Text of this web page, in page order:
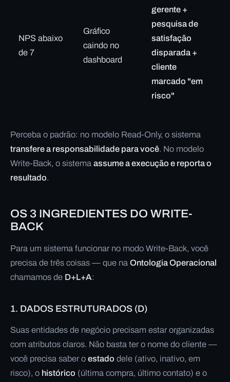
NPS abaixo
de 7
Gráfico
caindo no
dashboard
gerente +
pesquisa de
satisfação
disparada +
cliente
marcado "em
risco"
Perceba o padrão: no modelo Read-Only, o sistema
transfere a responsabilidade para você. No modelo
Write-Back, o sistema assume a execução e reporta o
resultado.
OS 3 INGREDIENTES DO WRITE-
BACK
Para um sistema funcionar no modo Write-Back, você
precisa de três coisas — que na Ontologia Operacional
chamamos de D+L+A:
1. DADOS ESTRUTURADOS (D)
Suas entidades de negócio precisam estar organizadas
com atributos claros. Não basta ter o nome do cliente —
você precisa saber o estado dele (ativo, inativo, em
risco), o histórico (última compra, último contato) e o